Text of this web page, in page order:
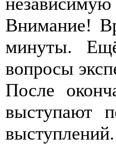
Внимание!
минуты.
вопросы
После
выступают
выступлений.